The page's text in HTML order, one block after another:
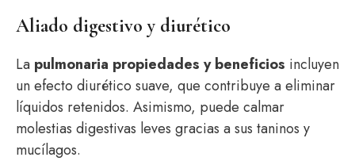
Aliado digestivo y diurético
La pulmonaria propiedades y beneficios incluyen
un efecto diurético suave, que contribuye a eliminar
líquidos retenidos. Asimismo, puede calmar
molestias digestivas leves gracias a sus taninos y
mucílagos.